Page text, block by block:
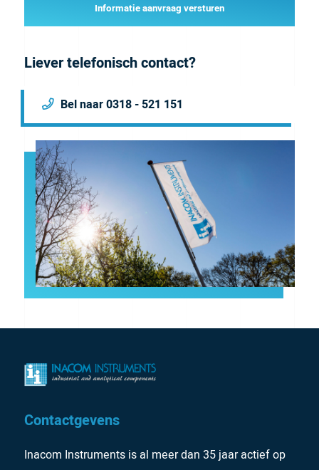
Informatie aanvraag versturen
Liever telefonisch contact?
Bel naar 0318 - 521 151
Contactgevens
Inacom Instruments is al meer dan 35 jaar actief op